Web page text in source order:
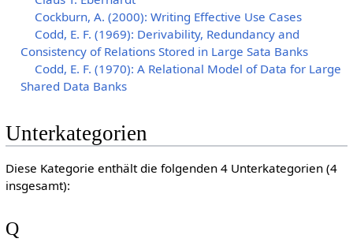
Cockburn, A. (2000): Writing Effective Use Cases
Codd, E. F. (1969): Derivability, Redundancy and
Consistency of Relations Stored in Large Sata Banks
Codd, E. F. (1970): A Relational Model of Data for Large
Shared Data Banks
Unterkategorien
Diese Kategorie enthält die folgenden 4 Unterkategorien (4
insgesamt):
Q